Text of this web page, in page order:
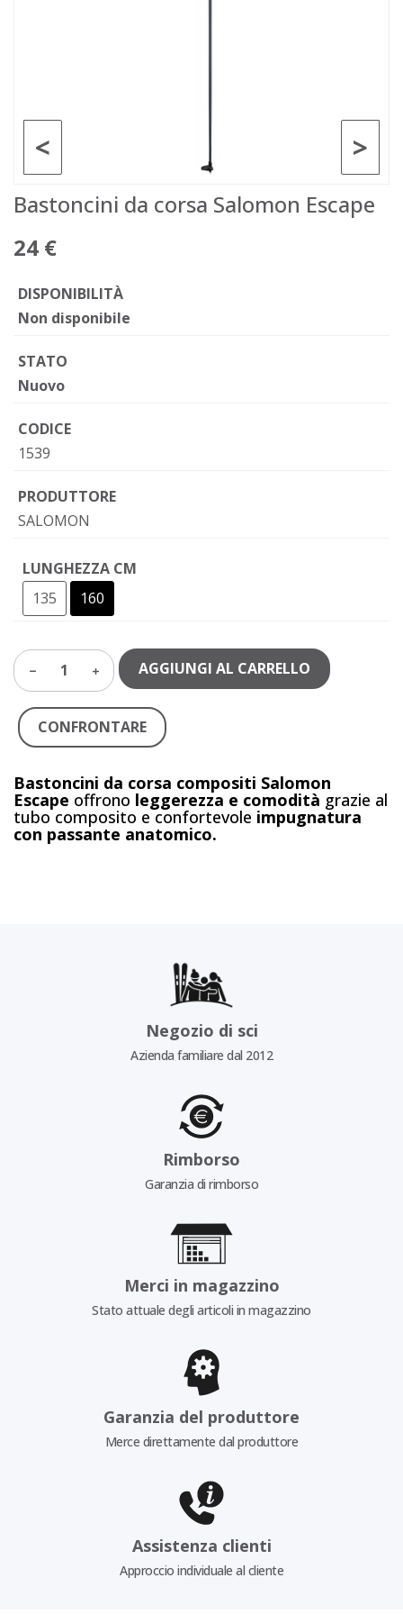
>
<
Bastoncini da corsa Salomon Escape
24 €
DISPONIBILITÀ
Non disponibile
STATO
Nuovo
CODICE
1539
PRODUTTORE
SALOMON
LUNGHEZZA CM
135
160
1 AGGIUNGI AL CARRELLO
CONFRONTARE
Bastoncini da corsa compositi Salomon
Escape offrono leggerezza e comodità grazie al
tubo composito e confortevole impugnatura
con passante anatomico.
Negozio di sci
Azienda familiare dal 2012
Rimborso
Garanzia di rimborso
Merci in magazzino
Stato attuale degli articoli in magazzino
Garanzia del produttore
Merce direttamente dal produttore
Assistenza clienti
Approccio individuale al cliente